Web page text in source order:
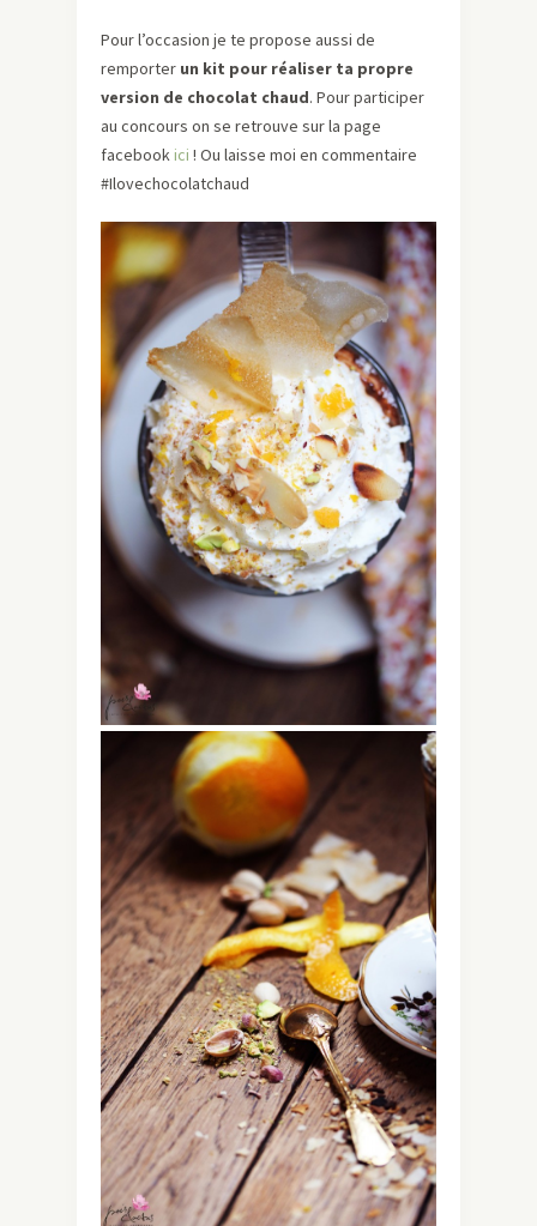
Pour l’occasion je te propose aussi de
remporter un kit pour réaliser ta propre
version de chocolat chaud. Pour participer
au concours on se retrouve sur la page
facebookici ! Ou laisse moi en commentaire
#Ilovechocolatchaud